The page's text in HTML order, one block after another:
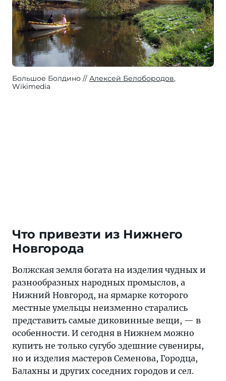
Большое Болдино Алексей Белобородов,
Wikimedia
Что привезти из Нижнего
Новгорода
Волжская земля богата на изделия чудных и
разнообразных народных промыслов, а
Нижний Новгород, на ярмарке которого
местные умельцы неизменно старались
представить самые диковинные вещи, — в
особенности. И сегодня в Нижнем можно
купить не только сугубо здешние сувениры,
но и изделия мастеров Семенова, Городца,
Балахны и других соседних городов и сел.